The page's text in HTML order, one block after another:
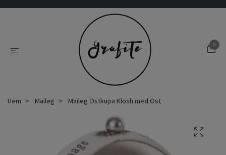
0
Hem Maileg Maileg Ostkupa Klosh med Ost